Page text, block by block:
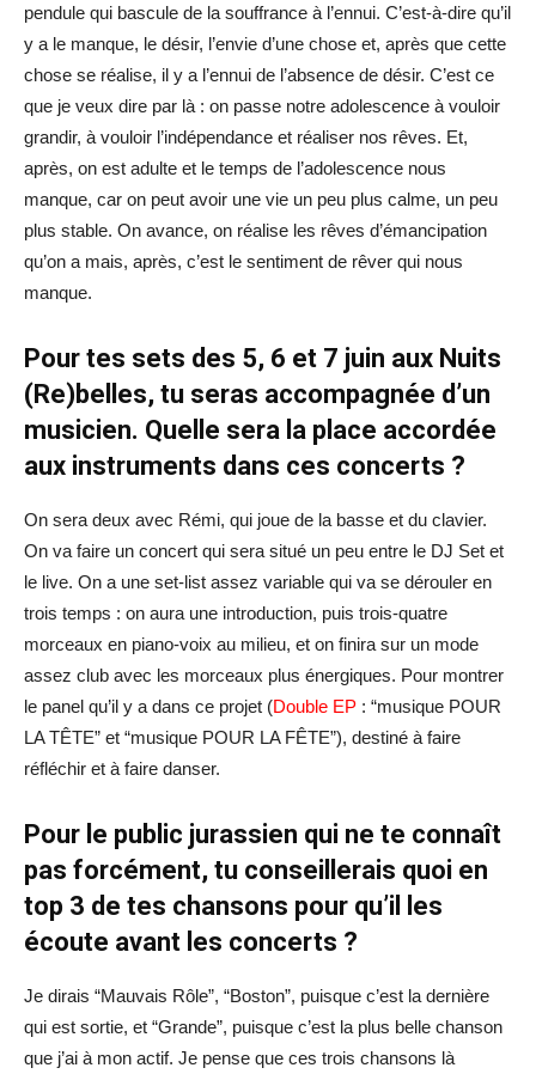
pendule qui bascule de la souffrance à l’ennui. C’est-à-dire qu’il
y a le manque, le désir, l’envie d’une chose et, après que cette
chose se réalise, il y a l’ennui de l’absence de désir. C’est ce
que je veux dire par là : on passe notre adolescence à vouloir
grandir, à vouloir l’indépendance et réaliser nos rêves. Et,
après, on est adulte et le temps de l’adolescence nous
manque, car on peut avoir une vie un peu plus calme, un peu
plus stable. On avance, on réalise les rêves d’émancipation
qu’on a mais, après, c’est le sentiment de rêver qui nous
manque.
Pour tes sets des 5, 6 et 7 juin aux Nuits
(Re)belles, tu seras accompagnée d’un
musicien. Quelle sera la place accordée
aux instruments dans ces concerts ?
On sera deux avec Rémi, qui joue de la basse et du clavier.
On va faire un concert qui sera situé un peu entre le DJ Set et
le live. On a une set-list assez variable qui va se dérouler en
trois temps : on aura une introduction, puis trois-quatre
morceaux en piano-voix au milieu, et on finira sur un mode
assez club avec les morceaux plus énergiques. Pour montrer
le panel qu’il y a dans ce projet (Double EP : “musique POUR
LA TÊTE” et “musique POUR LA FÊTE”), destiné à faire
réfléchir et à faire danser.
Pour le public jurassien qui ne te connaît
pas forcément, tu conseillerais quoi en
top 3 de tes chansons pour qu’il les
écoute avant les concerts ?
Je dirais “Mauvais Rôle”, “Boston”, puisque c’est la dernière
qui est sortie, et “Grande”, puisque c’est la plus belle chanson
que j’ai à mon actif. Je pense que ces trois chansons là